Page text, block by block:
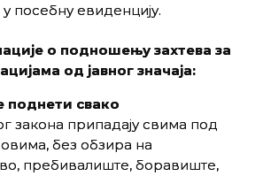
посебну евиденцију.
о подношењу захтева за
од јавног значаја:
поднети свако
закона припадају свима под
без обзира на
пребивалиште, боравиште,